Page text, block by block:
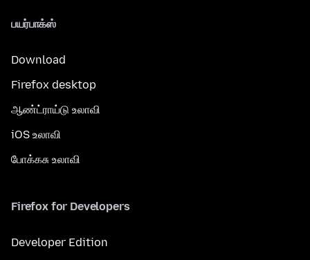
பயர்பாக்ஸ்
Download
Firefox desktop
ஆண்ட்ராய்டு உலாவி
iOS உலாவி
போக்கசு உலாவி
Firefox for Developers
Developer Edition